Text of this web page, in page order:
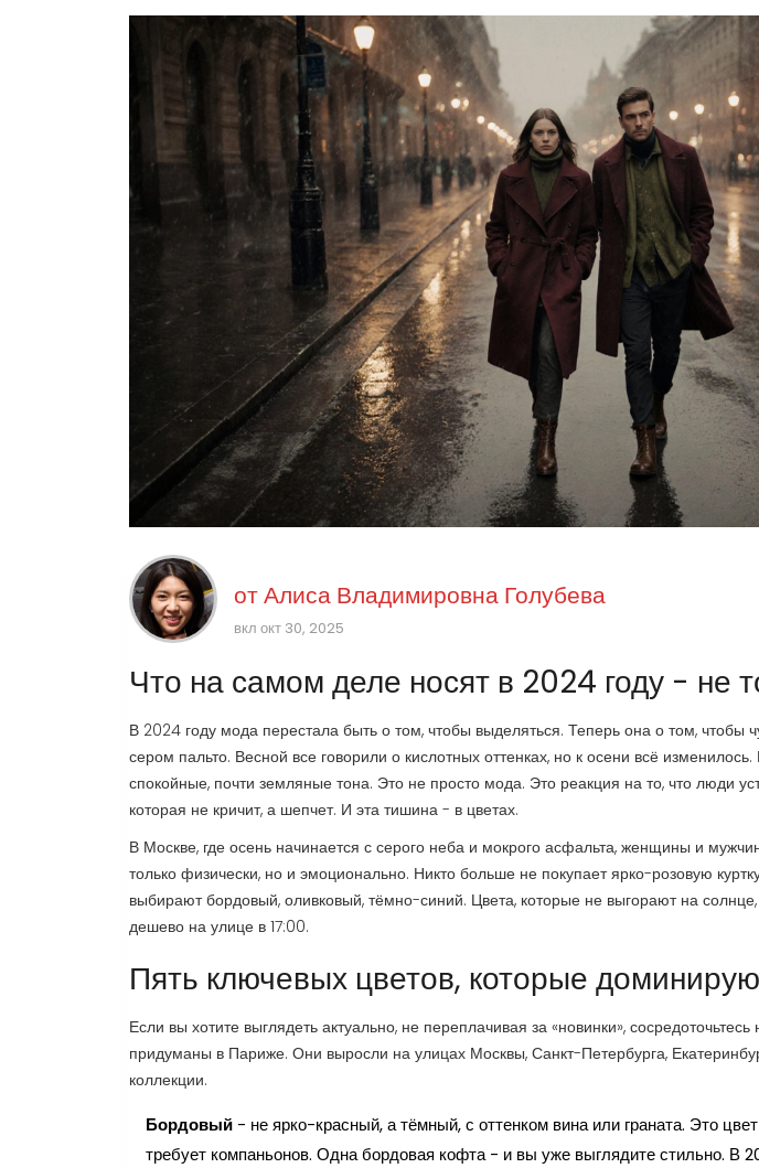
отАлиса Владимировна Голубева
вкл окт 30, 2025
Что на самом деле носят в 2024 году - не
В 2024 году мода перестала быть о том, чтобы выделяться. Теперь она о том, чтобы
сером пальто. Весной все говорили о кислотных оттенках, но к осени всё
спокойные, почти земляные тона. Это не просто мода. Это реакция на то, что люди
которая не кричит, а шепчет. И эта тишина - в цветах.
В Москве, где осень начинается с серого неба и мокрого асфальта, женщины и
только физически, но и эмоционально. Никто больше не покупает ярко-розовую
выбирают бордовый, оливковый, тёмно-синий. Цвета, которые не выгорают на
дешево на улице в 17:00.
Пять ключевых цветов, которые
Если вы хотите выглядеть актуально, не переплачивая за «новинки»,
придуманы в Париже. Они выросли на улицах Москвы, Санкт-Петербурга,
коллекции.
Бордовый - не ярко-красный, а тёмный, с оттенком вина или граната. Это
требует компаньонов. Одна бордовая кофта - и вы уже выглядите стильно. В